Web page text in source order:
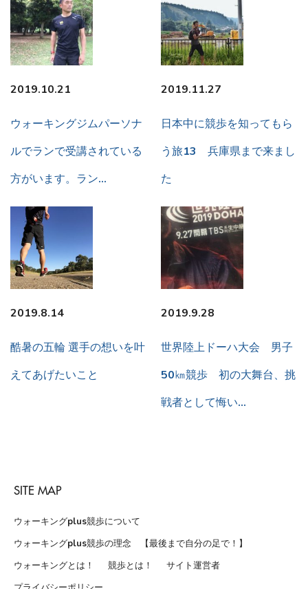
2019.10.21
ウォーキングジムパーソナ
ルでランで受講されている
方がいます。ラン…
2019.11.27
日本中に競歩を知ってもら
う旅13 兵庫県まで来まし
た
2019.8.14
酷暑の五輪 選手の想いを叶
えてあげたいこと
2019.9.28
世界陸上ドーハ大会 男子
50㎞競歩 初の大舞台、挑
戦者として悔い…
SITE MAP
ウォーキングplus競歩について
ウォーキングplus競歩の理念 【最後まで自分の足で！】
ウォーキングとは！
競歩とは！
サイト運営者